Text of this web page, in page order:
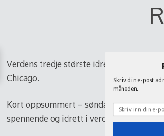
Verdens tredje største idrettsevent,
Chicago.
Kort oppsummert – søndag kveld tror
spennende og idrett i verdensklasse! Og
Skriv din e-post
måneden.